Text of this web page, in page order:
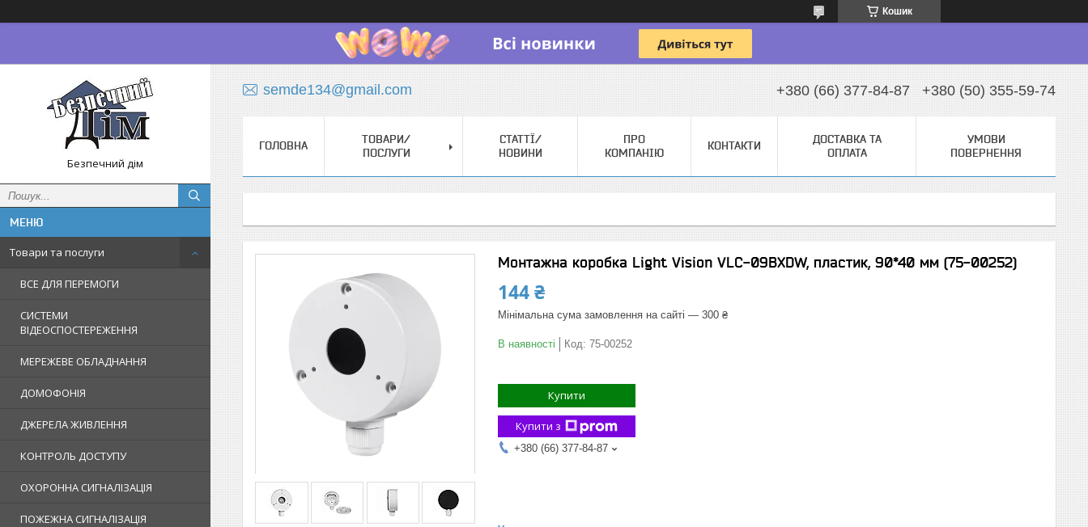
Кошик
Безпечний дім
Товари та послуги
ВСЕ ДЛЯ ПЕРЕМОГИ
СИСТЕМИ
ВІДЕОСПОСТЕРЕЖЕННЯ
МЕРЕЖЕВЕ ОБЛАДНАННЯ
ДОМОФОНІЯ
ДЖЕРЕЛА ЖИВЛЕННЯ
КОНТРОЛЬ ДОСТУПУ
ОХОРОННА СИГНАЛІЗАЦІЯ
ПОЖЕЖНА СИГНАЛІЗАЦІЯ
semde134@gmail.com +380 (66) 377-84-87 +380 (50) 355-59-74
ГОЛОВНА
ТОВАРИ/
ПОСЛУГИ
СТАТТЇ/
НОВИНИ
ПРО
КОМПАНІЮ
КОНТАКТИ
ДОСТАВКА ТА
ОПЛАТА
УМОВИ
ПОВЕРНЕННЯ
Монтажна коробка Light Vision VLC-09BXDW, пластик, 90*40 мм (75-00252)
144 ₴
Мінімальна сума замовлення на сайті — 300 ₴
В наявності Код: 75-00252
Купити
Купити з
+380 (66) 377-84-87